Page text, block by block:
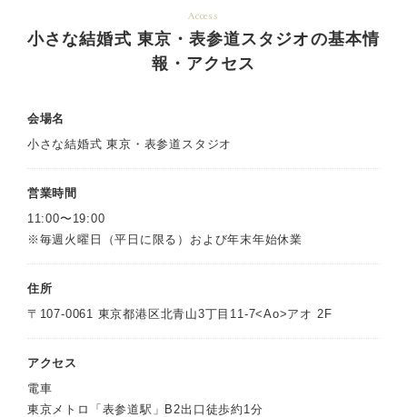
Access
小さな結婚式 東京・表参道スタジオの基本情
報・アクセス
会場名
小さな結婚式 東京・表参道スタジオ
営業時間
11:00〜19:00
※毎週火曜日（平日に限る）および年末年始休業
住所
〒107-0061 東京都港区北青山3丁目11-7<Ao>アオ 2F
アクセス
電車
東京メトロ「表参道駅」B2出口徒歩約1分